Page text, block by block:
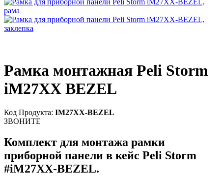
Рамка монтажная Peli Storm
iM27XX BEZEL
Код Продукта: IM27XX-BEZEL
ЗВОНИТЕ
Комплект для монтажа рамки
приборной панели в кейс Peli Storm
#iM27XX-BEZEL.